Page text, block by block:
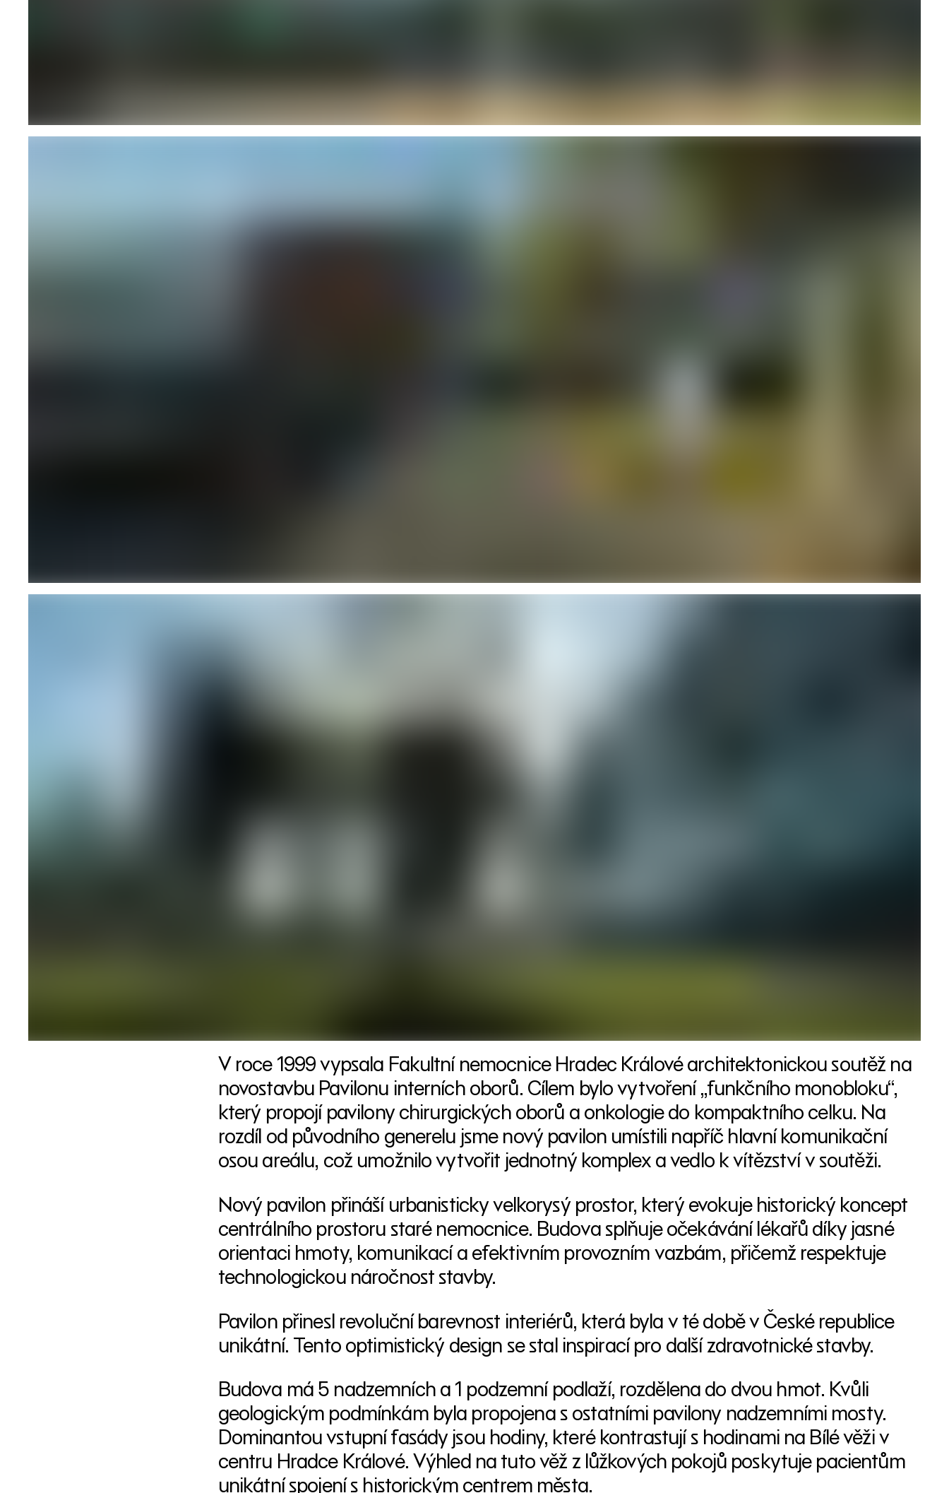
V roce 1999 vypsala Fakultní nemocnice Hradec Králové architektonickou soutěž na
novostavbu Pavilonu interních oborů. Cílem bylo vytvoření „funkčního monobloku“,
který propojí pavilony chirurgických oborů a onkologie do kompaktního celku. Na
rozdíl od původního generelu jsme nový pavilon umístili napříč hlavní komunikační
osou areálu, což umožnilo vytvořit jednotný komplex a vedlo k vítězství v soutěži.
Nový pavilon přináší urbanisticky velkorysý prostor, který evokuje historický koncept
centrálního prostoru staré nemocnice. Budova splňuje očekávání lékařů díky jasné
orientaci hmoty, komunikací a efektivním provozním vazbám, přičemž respektuje
technologickou náročnost stavby.
Pavilon přinesl revoluční barevnost interiérů, která byla v té době v České republice
unikátní. Tento optimistický design se stal inspirací pro další zdravotnické stavby.
Budova má 5 nadzemních a 1 podzemní podlaží, rozdělena do dvou hmot. Kvůli
geologickým podmínkám byla propojena s ostatními pavilony nadzemními mosty.
Dominantou vstupní fasády jsou hodiny, které kontrastují s hodinami na Bílé věži v
centru Hradce Králové. Výhled na tuto věž z lůžkových pokojů poskytuje pacientům
unikátní spojení s historickým centrem města.